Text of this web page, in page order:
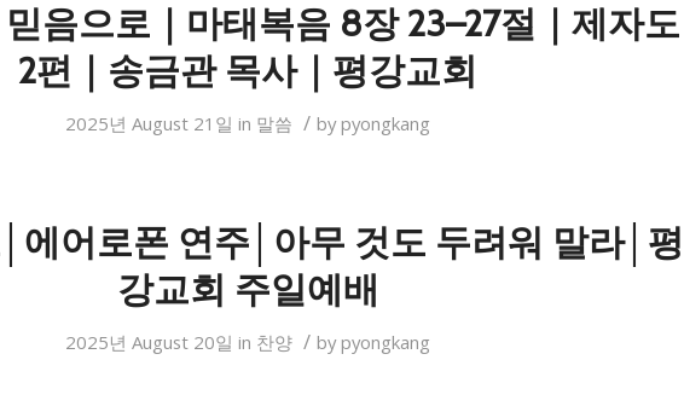
음으로｜마태복음 8장 23–27절｜제자도
2편｜송금관 목사｜평강교회
2025년 August 21일 in 말씀 / bypyongkang
에어로폰 연주│아무 것도 두려워 말라│평
강교회 주일예배
2025년 August 20일 in 찬양 / bypyongkang